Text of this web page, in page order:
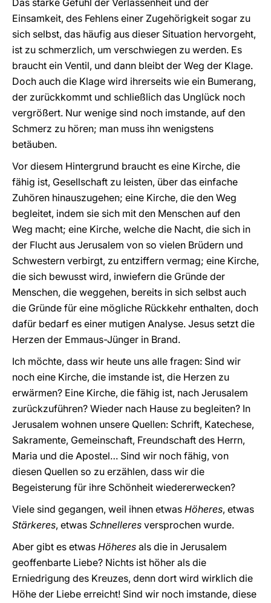
Das starke Gefühl der Verlassenheit und der
Einsamkeit, des Fehlens einer Zugehörigkeit sogar zu
sich selbst, das häufig aus dieser Situation hervorgeht,
ist zu schmerzlich, um verschwiegen zu werden. Es
braucht ein Ventil, und dann bleibt der Weg der Klage.
Doch auch die Klage wird ihrerseits wie ein Bumerang,
der zurückkommt und schließlich das Unglück noch
vergrößert. Nur wenige sind noch imstande, auf den
Schmerz zu hören; man muss ihn wenigstens
betäuben.
Vor diesem Hintergrund braucht es eine Kirche, die
fähig ist, Gesellschaft zu leisten, über das einfache
Zuhören hinauszugehen; eine Kirche, die den Weg
begleitet, indem sie sich mit den Menschen auf den
Weg macht; eine Kirche, welche die Nacht, die sich in
der Flucht aus Jerusalem von so vielen Brüdern und
Schwestern verbirgt, zu entziffern vermag; eine Kirche,
die sich bewusst wird, inwiefern die Gründe der
Menschen, die weggehen, bereits in sich selbst auch
die Gründe für eine mögliche Rückkehr enthalten, doch
dafür bedarf es einer mutigen Analyse. Jesus setzt die
Herzen der Emmaus-Jünger in Brand.
Ich möchte, dass wir heute uns alle fragen: Sind wir
noch eine Kirche, die imstande ist, die Herzen zu
erwärmen? Eine Kirche, die fähig ist, nach Jerusalem
zurückzuführen? Wieder nach Hause zu begleiten? In
Jerusalem wohnen unsere Quellen: Schrift, Katechese,
Sakramente, Gemeinschaft, Freundschaft des Herrn,
Maria und die Apostel… Sind wir noch fähig, von
diesen Quellen so zu erzählen, dass wir die
Begeisterung für ihre Schönheit wiedererwecken?
Viele sind gegangen, weil ihnen etwas Höheres, etwas
Stärkeres, etwas Schnelleres versprochen wurde.
Aber gibt es etwas Höheres als die in Jerusalem
geoffenbarte Liebe? Nichts ist höher als die
Erniedrigung des Kreuzes, denn dort wird wirklich die
Höhe der Liebe erreicht! Sind wir noch imstande, diese